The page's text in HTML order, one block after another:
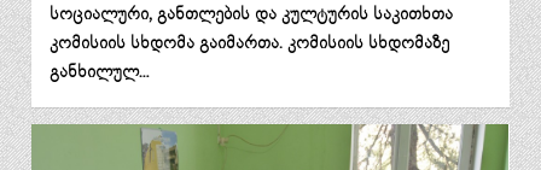
სოციალური, განთლების და კულტურის საკითხთა
კომისიის სხდომა გაიმართა. კომისიის სხდომაზე
განხილულ…